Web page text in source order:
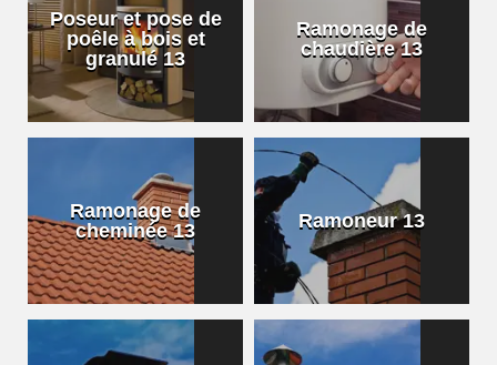
Poseur et pose de
poêle à bois et
granulé 13
Ramonage de
chaudière 13
Ramonage de
cheminée 13
Ramoneur 13